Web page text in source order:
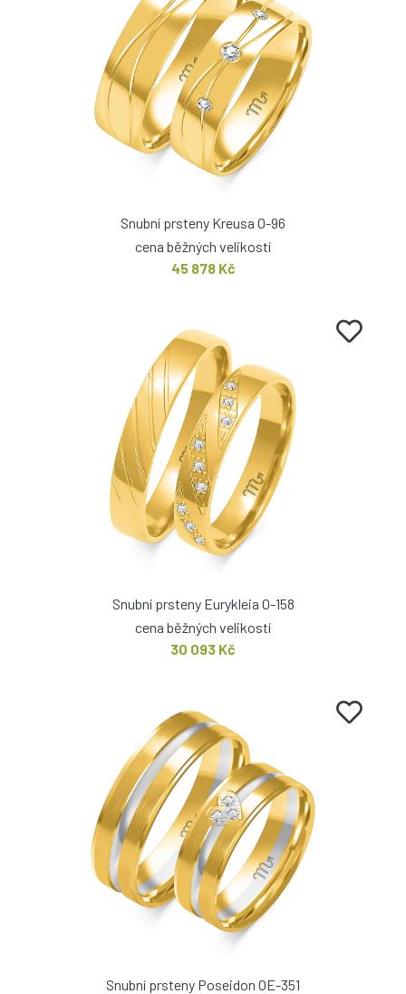
Snubní prsteny Kreusa O-96
cena běžných velikostí
45 878 Kč
Snubní prsteny Eurykleia O-158
cena běžných velikostí
30 093 Kč
Snubní prsteny Poseidon OE-351